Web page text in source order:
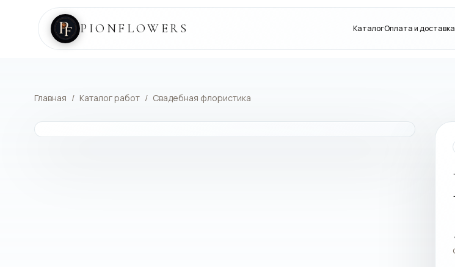
PIONFLOWERS КаталогОплата и доставка
Главная / Каталог работ / Свадебная флористика